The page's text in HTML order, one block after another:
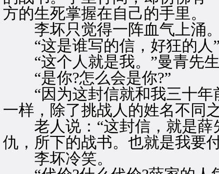
方的生死掌握在自己的手里。
李坏只觉得一阵血气上涌
“这是谁写的信，好狂的人
“这个人就是我。”曼青先
“是你?怎么会是你?”
“因为这封信就和我三十年
一样，除了挑战人的姓名不同
老人说：“这封信，就是薛
仇，所下的战书。也就是我要
李坏冷笑。